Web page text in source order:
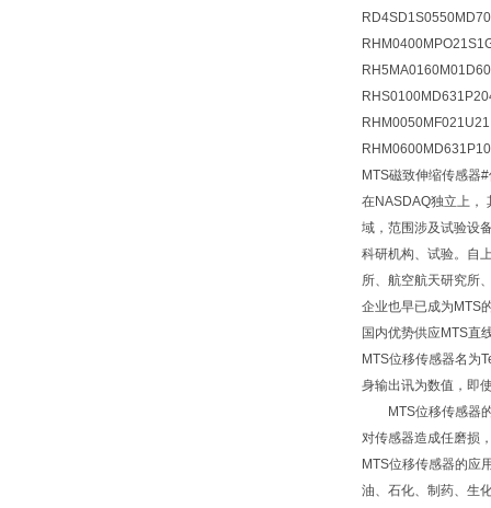
RHM0050MF021U21
MTS磁致伸缩传感器
在NASDAQ独立上，
域，范围涉及试验设
科研机构、试验。自
所、航空航天研究所
企业也早已成为MTS
国内优势供应MTS直
MTS位移传感器名为
身输出讯为数值，即
MTS位移传感器的
对传感器造成任磨损
MTS位移传感器的应
油、石化、制药、生